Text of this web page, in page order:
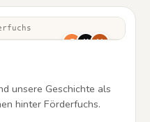
F K M
unsere Geschichte als
hinter Förderfuchs.